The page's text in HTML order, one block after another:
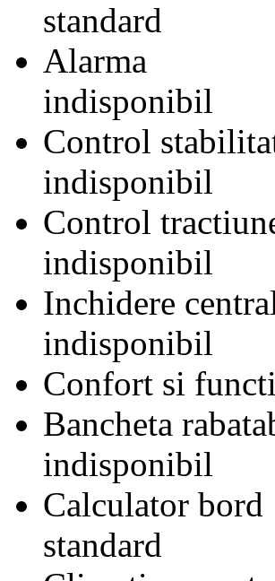
standard
Alarma
indisponibil
Control
indisponibil
Control
indisponibil
Inchidere
indisponibil
Confort si
Bancheta
indisponibil
Calculator bord
standard